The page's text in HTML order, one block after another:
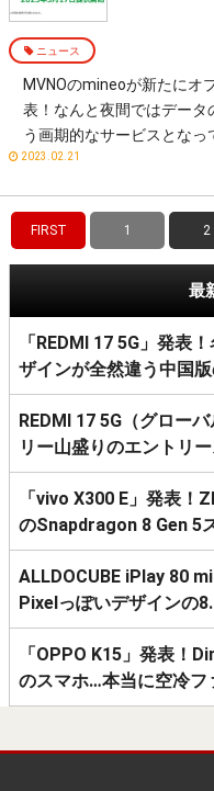
ニュース
MVNOのmineoが新たにオ
表！なんと夜間ではデー
う画期的なサービスとなっ
2023.02.21
FIRST 1 2
最
「REDMI 17 5G」発表
ザインが全然違う中国
REDMI 17 5G（グロー
リー山盛りのエントリ
「vivo X300 E」発表！
のSnapdragon 8 Gen 5
ALLDOCUBE iPlay 80
Pixelっぽいデザインの
「OPPO K15」発表！
のスマホ…本当に空冷フ